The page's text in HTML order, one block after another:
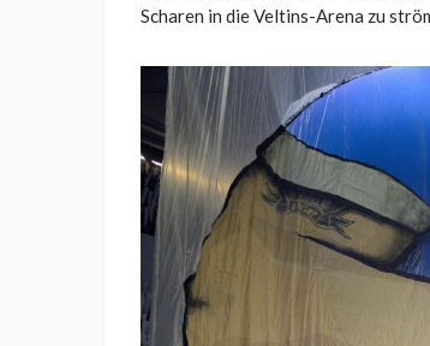
Scharen in die Veltins-Arena zu